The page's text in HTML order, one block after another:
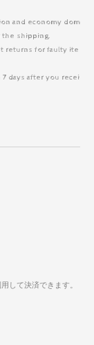
and economy dom
the shipping.
returns for faulty ite
days after you recei
して決済できます。